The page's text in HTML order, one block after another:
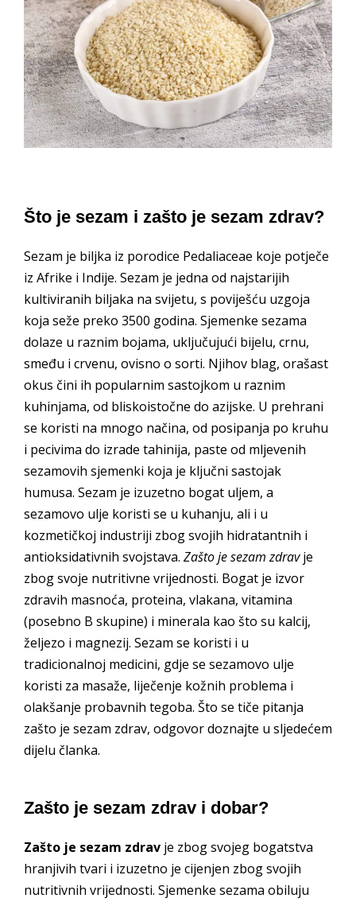
Što je sezam i zašto je sezam zdrav?
Sezam je biljka iz porodice Pedaliaceae koje potječe
iz Afrike i Indije. Sezam je jedna od najstarijih
kultiviranih biljaka na svijetu, s poviješću uzgoja
koja seže preko 3500 godina. Sjemenke sezama
dolaze u raznim bojama, uključujući bijelu, crnu,
smeđu i crvenu, ovisno o sorti. Njihov blag, orašast
okus čini ih popularnim sastojkom u raznim
kuhinjama, od bliskoistočne do azijske. U prehrani
se koristi na mnogo načina, od posipanja po kruhu
i pecivima do izrade tahinija, paste od mljevenih
sezamovih sjemenki koja je ključni sastojak
humusa. Sezam je izuzetno bogat uljem, a
sezamovo ulje koristi se u kuhanju, ali i u
kozmetičkoj industriji zbog svojih hidratantnih i
antioksidativnih svojstava. Zašto je sezam zdravje
zbog svoje nutritivne vrijednosti. Bogat je izvor
zdravih masnoća, proteina, vlakana, vitamina
(posebno B skupine) i minerala kao što su kalcij,
željezo i magnezij. Sezam se koristi i u
tradicionalnoj medicini, gdje se sezamovo ulje
koristi za masaže, liječenje kožnih problema i
olakšanje probavnih tegoba. Što se tiče pitanja
zašto je sezam zdrav, odgovor doznajte u sljedećem
dijelu članka.
Zašto je sezam zdrav i dobar?
Zašto je sezam zdrav je zbog svojeg bogatstva
hranjivih tvari i izuzetno je cijenjen zbog svojih
nutritivnih vrijednosti. Sjemenke sezama obiluju